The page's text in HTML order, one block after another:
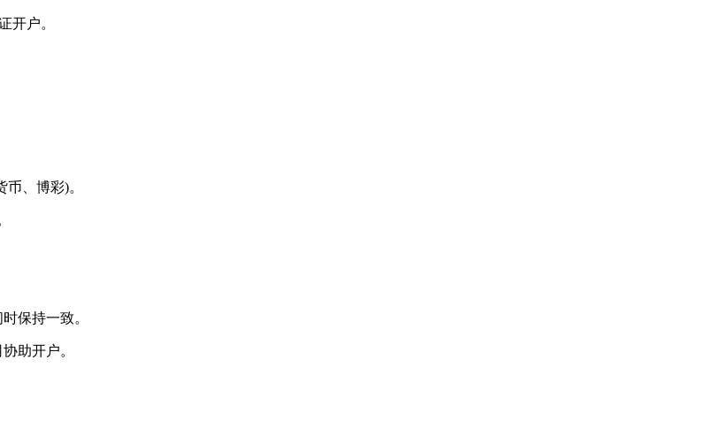
开户。
、博彩)。
保持一致。
助开户。